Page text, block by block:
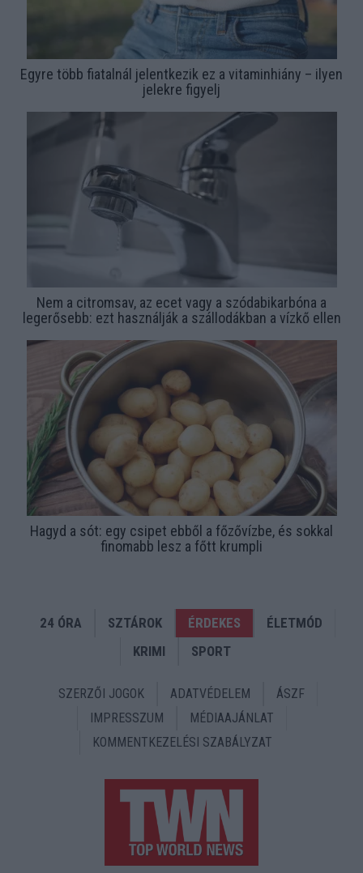
Egyre több fiatalnál jelentkezik ez a vitaminhiány – ilyen
jelekre figyelj
Nem a citromsav, az ecet vagy a szódabikarbóna a
legerősebb: ezt használják a szállodákban a vízkő ellen
Hagyd a sót: egy csipet ebből a főzővízbe, és sokkal
finomabb lesz a főtt krumpli
24 ÓRA SZTÁROK ÉRDEKES
ÉLETMÓD
KRIMI
SPORT
SZERZŐI JOGOK ADATVÉDELEM
ÁSZF
IMPRESSZUM
MÉDIAAJÁNLAT
KOMMENTKEZELÉSI SZABÁLYZAT